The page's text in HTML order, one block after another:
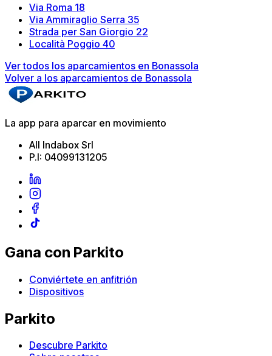
Via Roma 18
Via Ammiraglio Serra 35
Strada per San Giorgio 22
Località Poggio 40
Ver todos los aparcamientos en Bonassola
Volver a los aparcamientos de Bonassola
La app para aparcar en movimiento
All Indabox Srl
P.I: 04099131205
Gana con Parkito
Conviértete en anfitrión
Dispositivos
Parkito
Descubre Parkito